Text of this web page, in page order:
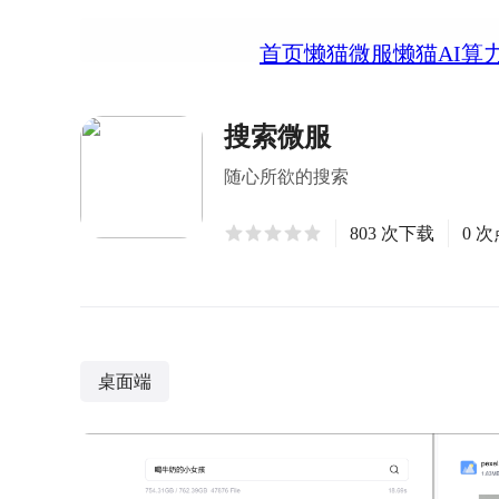
首页懒猫微服懒猫AI算
搜索微服
随心所欲的搜索
803 次下载 0 次
桌面端